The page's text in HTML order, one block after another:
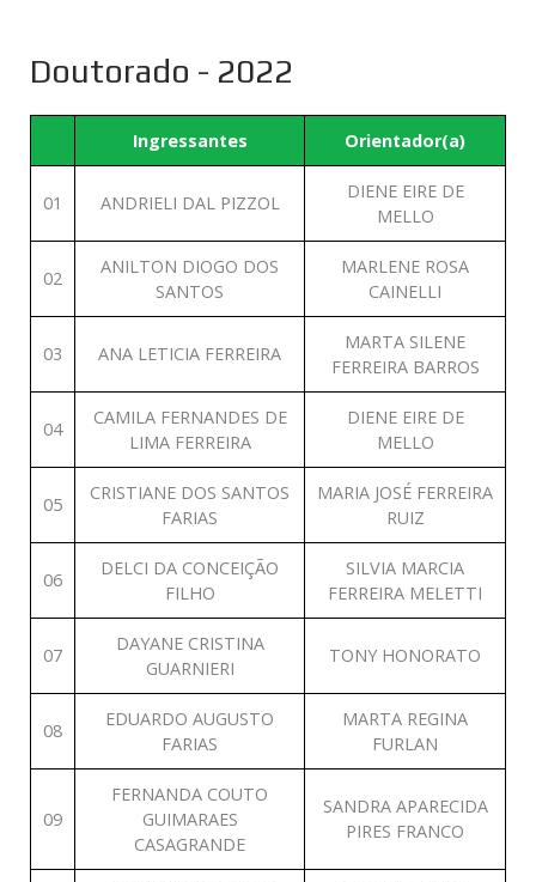
Doutorado - 2022
Ingressantes Orientador(a)
01 ANDRIELI DAL PIZZOL
DIENE EIRE DE
MELLO
02
ANILTON DIOGO DOS
SANTOS
MARLENE ROSA
CAINELLI
03 ANA LETICIA FERREIRA
MARTA SILENE
FERREIRA BARROS
04
CAMILA FERNANDES DE
LIMA FERREIRA
DIENE EIRE DE
MELLO
05
CRISTIANE DOS SANTOS
FARIAS
MARIA JOSÉ FERREIRA
RUIZ
06
DELCI DA CONCEIÇÃO
FILHO
SILVIA MARCIA
FERREIRA MELETTI
07
DAYANE CRISTINA
GUARNIERI
TONY HONORATO
08
EDUARDO AUGUSTO
FARIAS
MARTA REGINA
FURLAN
09
FERNANDA COUTO
GUIMARAES
CASAGRANDE
SANDRA APARECIDA
PIRES FRANCO